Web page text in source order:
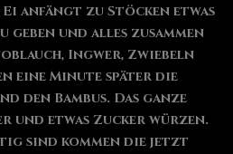
anfängt zu Stöcken etwas
und alles zusammen
Ingwer, Zwiebeln
eine Minute später die
den Bambus. Das ganze
und etwas Zucker würzen.
sind kommen die jetzt